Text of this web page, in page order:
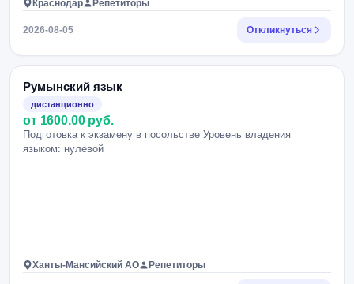
Краснодар Репетиторы
2026-08-05 Откликнуться
Румынский язык
дистанционно
от 1600.00 руб.
Подготовка к экзамену в посольстве Уровень владения
языком: нулевой
Ханты-Мансийский АО Репетиторы